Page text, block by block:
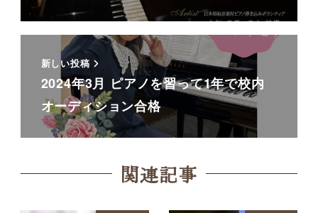
新しい投稿
2024年3月 ピアノを習って1年で校内
オーディション合格
関連記事